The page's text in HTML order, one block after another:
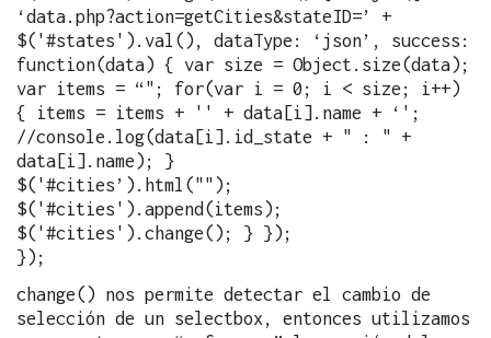
‘data.php?action=getCities&stateID=’ +
$('#states').val(), dataType: ‘json’, success:
function(data) { var size = Object.size(data);
var items = “"; for(var i = 0; i < size; i++)
{ items = items + '' + data[i].name + ‘';
//console.log(data[i].id_state + " : " +
data[i].name); }
$('#cities’).html("");
$('#cities').append(items);
$('#cities').change(); } });
});
change() nos permite detectar el cambio de
selección de un selectbox, entonces utilizamos